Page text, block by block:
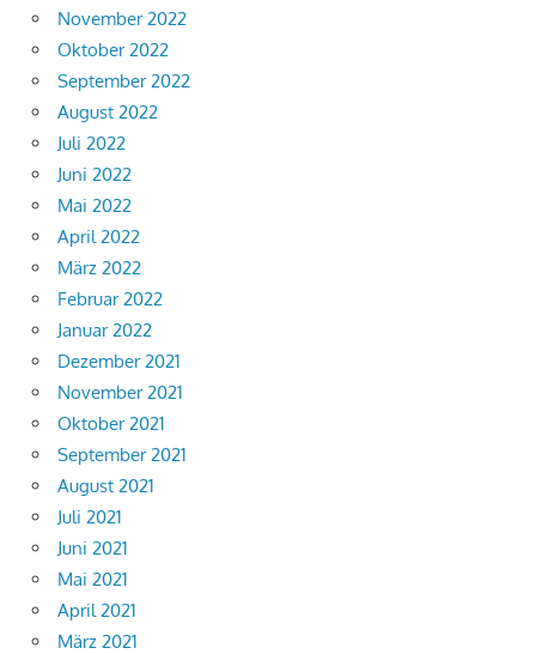
November 2022
Oktober 2022
September 2022
August 2022
Juli 2022
Juni 2022
Mai 2022
April 2022
März 2022
Februar 2022
Januar 2022
Dezember 2021
November 2021
Oktober 2021
September 2021
August 2021
Juli 2021
Juni 2021
Mai 2021
April 2021
März 2021